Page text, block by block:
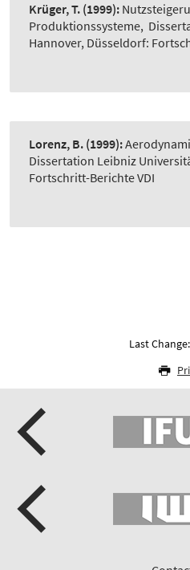
Krüger, T. (1999):
Produktionssysteme,
Hannover, Düsseldorf:
Lorenz, B. (1999):
Dissertation Leibniz
Fortschritt-Berichte VDI
Last